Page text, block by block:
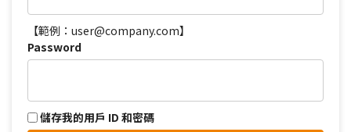
【範例：user@company.com】
Password
儲存我的用戶 ID 和密碼